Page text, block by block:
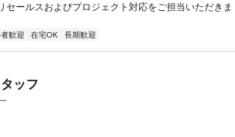
ールスおよびプロジェクト対応をご担当いただきま
歓迎 在宅OK 長期歓迎
ッフ